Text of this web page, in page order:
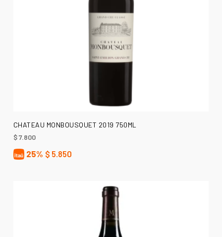
AÑADIR AL CARRITO
CHATEAU MONBOUSQUET 2019 750ML
$7.800
25% $ 5.850